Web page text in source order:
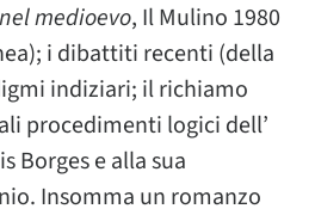
medioevo, Il Mulino 1980
i dibattiti recenti (della
indiziari; il richiamo
procedimenti logici dell’
Borges e alla sua
Insomma un romanzo